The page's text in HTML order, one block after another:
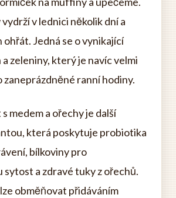
v lednici několik dní a
ohřát. Jedná se o vynikající
zeleniny, který je navíc velmi
ranní hodiny.
medem a ořechy je další
která poskytuje probiotika
bílkoviny pro
sytost a zdravé tuky z ořechů.
obměňovat přidáváním